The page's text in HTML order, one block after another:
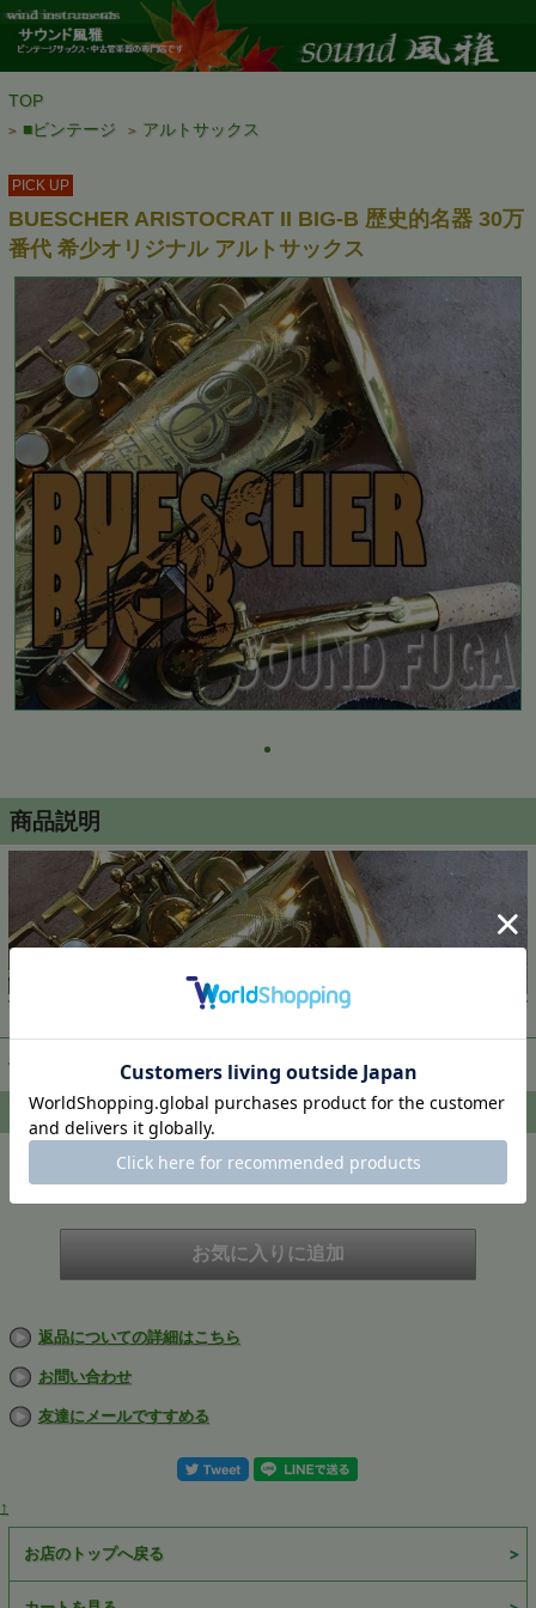
TOP
> ■ビンテージ > アルトサックス
PICK UP
BUESCHER ARISTOCRAT II BIG-B 歴史的名器 30万
番代 希少オリジナル アルトサックス
商品説明
価格: 250,000円(税込)
注文
在庫 在庫切れ
返品についての詳細はこちら
お問い合わせ
友達にメールですすめる
↑
お店のトップへ戻る